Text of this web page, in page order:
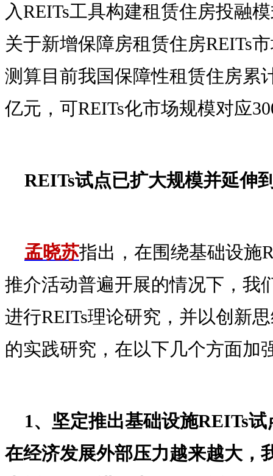
入REITs工具构建租赁住房投融
关于新增保障房租赁住房REITs
测算目前我国保障性租赁住房累
亿元，可REITs化市场规模对应
REITs试点已扩大规模并延伸
孟晓苏指出，在围绕基础设施
推介活动普遍开展的情况下，我
进行REITs理论研究，并以创新
的实践研究，在以下几个方面加
1、坚定推出基础设施REITs
在经济发展外部压力越来越大，